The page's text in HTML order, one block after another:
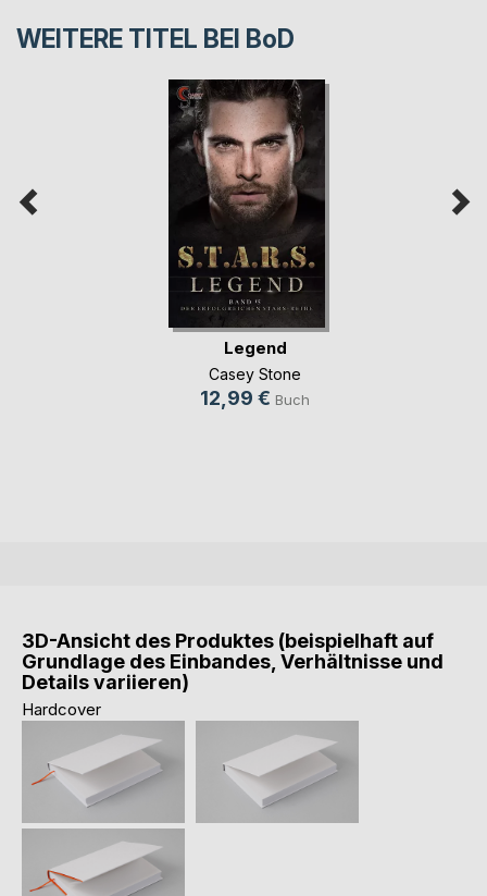
WEITERE TITEL BEI BoD
Legend
Casey Stone
12,99 € Buch
3D-Ansicht des Produktes (beispielhaft auf
Grundlage des Einbandes, Verhältnisse und
Details variieren)
Hardcover